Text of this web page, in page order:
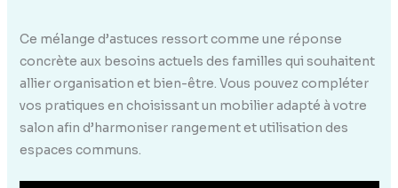
Ce mélange d’astuces ressort comme une réponse
concrète aux besoins actuels des familles qui souhaitent
allier organisation et bien-être. Vous pouvez compléter
vos pratiques en choisissant un mobilier adapté à votre
salon afin d’harmoniser rangement et utilisation des
espaces communs.